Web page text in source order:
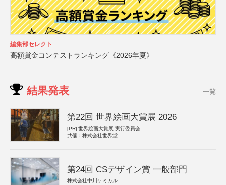
編集部セレクト
高額賞金コンテストランキング《2026年夏》
結果発表 一覧
第22回 世界絵画大賞展 2026
[PR] 世界絵画大賞展 実行委員会
共催：株式会社世界堂
第24回 CSデザイン賞 一般部門
株式会社中川ケミカル